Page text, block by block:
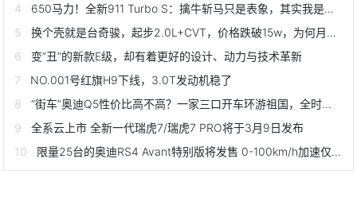
650马力！全新911 Turbo S：擒牛斩马只是表象，其实我是个“舒适”的超级跑车
换个壳就是台奇骏，起步2.0L+CVT，价格跌破15w，为何月销仅115辆
变“丑”的新款E级，却有着更好的设计、动力与技术革新
NO.001号红旗H9下线，3.0T发动机稳了
“街车”奥迪Q5性价比高不高？一家三口开车环游祖国，全时四驱少不了，保值率高，油耗也很高
全系云上市 全新一代瑞虎7/瑞虎7 PRO将于3月9日发布
限量25台的奥迪RS4 Avant特别版将发售 0-100km/h加速仅为4.1秒